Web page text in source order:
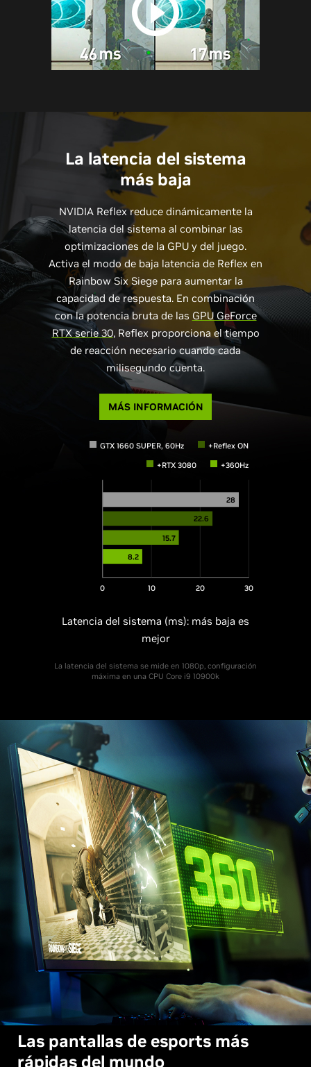
La latencia del sistema
más baja
NVIDIA Reflex reduce dinámicamente la
latencia del sistema al combinar las
optimizaciones de la GPU y del juego.
Activa el modo de baja latencia de Reflex en
Rainbow Six Siege para aumentar la
capacidad de respuesta. En combinación
con la potencia bruta de las GPU GeForce
RTX serie 30, Reflex proporciona el tiempo
de reacción necesario cuando cada
milisegundo cuenta.
MÁS INFORMACIÓN
GTX 1660 SUPER, 60Hz
+Reflex ON
+RTX 3080
+360Hz
0 10 20 30
28
22.6
15.7
8.2
Latencia del sistema (ms): más baja es
mejor
La latencia del sistema se mide en 1080p, configuración
máxima en una CPU Core i9 10900k
Las pantallas de esports más
rápidas del mundo